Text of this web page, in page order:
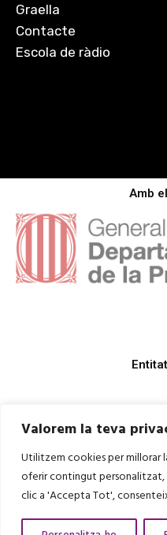
Valorem la teva
Utilitzem cookies per millorar
oferir contingut personalitzat,
clic a 'Accepta Tot',
Graella
Contacte
Escola de ràdio
Amb